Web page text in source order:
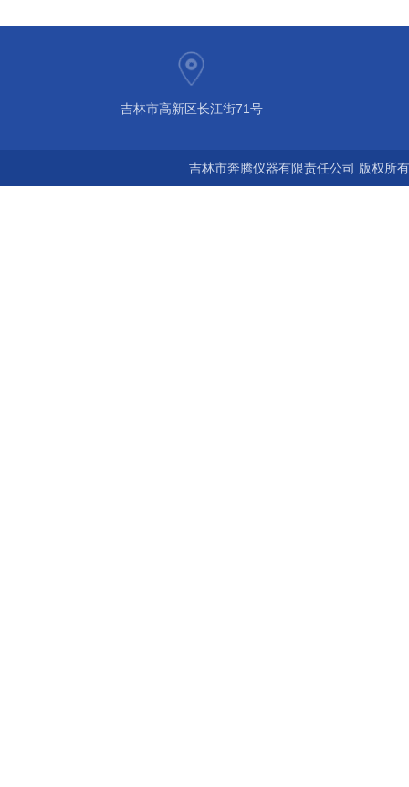
吉林市高新区长江街71号
吉林市奔腾仪器有限责任公司 版权所